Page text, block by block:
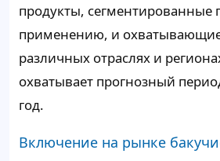
продукты, сегментированные
применению, и
различных отраслях и
охватывает прогнозный
год.
Включение на рынке